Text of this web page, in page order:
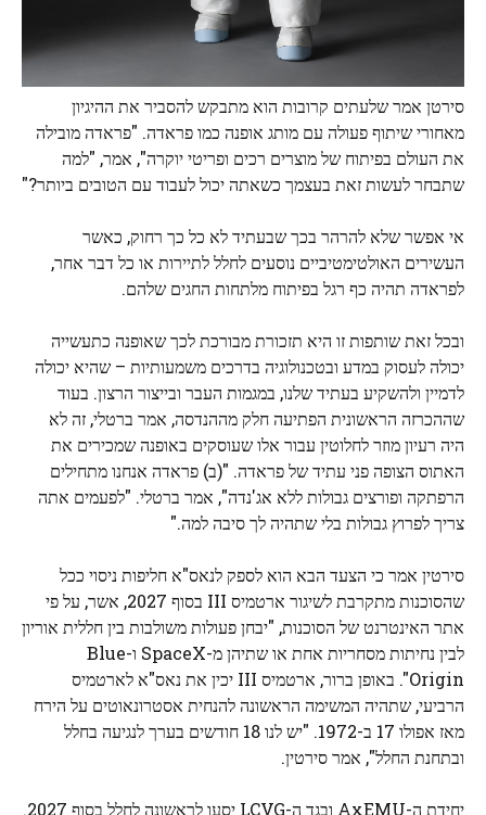
סירטן אמר שלעתים קרובות הוא מתבקש להסביר את ההיגיון
מאחורי שיתוף פעולה עם מותג אופנה כמו פראדה. "פראדה מובילה
את העולם בפיתוח של מוצרים רכים ופריטי יוקרה", אמר, "למה
שתבחר לעשות זאת בעצמך כשאתה יכול לעבוד עם הטובים ביותר?"
אי אפשר שלא להרהר בכך שבעתיד לא כל כך רחוק, כאשר
העשירים האולטימטיביים נוסעים לחלל לתיירות או כל דבר אחר,
לפראדה תהיה כף רגל בפיתוח מלתחות החגים שלהם.
ובכל זאת שותפות זו היא תזכורת מבורכת לכך שאופנה כתעשייה
יכולה לעסוק במדע ובטכנולוגיה בדרכים משמעותיות – שהיא יכולה
לדמיין ולהשקיע בעתיד שלנו, במגמות העבר ובייצור הרצון. בעוד
שההכרזה הראשונית הפתיעה חלק מההנדסה, אמר ברטלי, זה לא
היה רעיון מוזר לחלוטין עבור אלו שעוסקים באופנה שמכירים את
האתוס הצופה פני עתיד של פראדה. "(ב) פראדה אנחנו מתחילים
הרפתקה ופורצים גבולות ללא אג'נדה", אמר ברטלי. "לפעמים אתה
צריך לפרוץ גבולות בלי שתהיה לך סיבה למה."
סירטין אמר כי הצעד הבא הוא לספק לנאס"א חליפות ניסוי ככל
שהסוכנות מתקרבת לשיגור ארטמיס III בסוף 2027, אשר, על פי
אתר האינטרנט של הסוכנות, "יבחן פעולות משולבות בין חללית אוריון
לבין נחיתות מסחריות אחת או שתיהן מ-SpaceX ו-Blue
Origin". באופן ברור, ארטמיס III יכין את נאס"א לארטמיס
הרביעי, שתהיה המשימה הראשונה להנחית אסטרונאוטים על הירח
מאז אפולו 17 ב-1972. "יש לנו 18 חודשים בערך לנגיעה בחלל
ובתחנת החלל", אמר סירטין.
יחידת ה-AxEMU ובגד ה-LCVG יסעו לראשונה לחלל בסוף 2027.